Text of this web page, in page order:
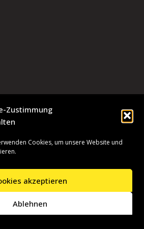
Zustimmung
Cookies, um unsere Website und
akzeptieren
Ablehnen
WordPress